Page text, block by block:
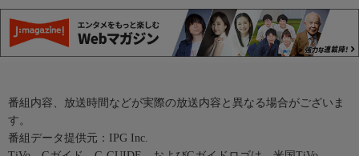
番組内容、放送時間などが実際の放送内容と異なる場合がございま
す。
番組データ提供元：IPG Inc.